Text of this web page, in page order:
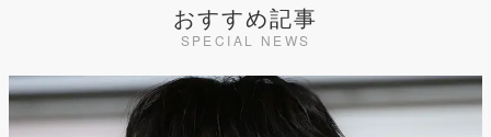
おすすめ記事
SPECIAL NEWS